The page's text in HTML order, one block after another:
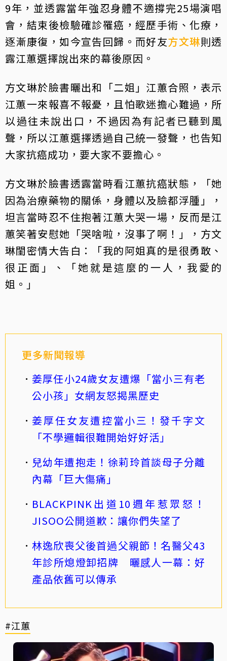
9年，並透露當年強忍身體不適撐完25場演唱
會，結束後檢驗確診罹癌，經歷手術、化療，
逐漸康復，如今宣告回歸。而好友方文琳則透
露江蕙選擇說出來的幕後原因。
方文琳於臉書曬出和「二姐」江蕙合照，表示
江蕙一來報喜不報憂，且怕歌迷擔心難過，所
以過往未說出口，不過因為有記者已聽到風
聲，所以江蕙選擇透過自己統一發聲，也告知
大家抗癌成功，要大家不要擔心。
方文琳於臉書透露當時看江蕙抗癌狀態，「她
因為治療藥物的關係，身體以及臉都浮腫」，
坦言當時忍不住抱著江蕙大哭一場，反而是江
蕙笑著安慰她「哭啥啦，沒事了啊！」，方文
琳閨密情大告白：「我的阿姐真的是很勇敢、
很正面」、「她就是這麼的一人，我愛的
姐。」
更多新聞報導
姜厚任小24歲女友遭爆「當小三有老
公小孩」女網友怒揭黑歷史
姜厚任女友遭控當小三！發千字文
「不學邏輯很難開始好好活」
兒幼年遭抱走！徐莉玲首談母子分離
內幕「巨大傷痛」
BLACKPINK出道10週年惹眾怒！
JISOO公開道歉：讓你們失望了
林逸欣喪父後首過父親節！名醫父43
年診所熄燈卸招牌 曬感人一幕：好
產品依舊可以傳承
#江蕙